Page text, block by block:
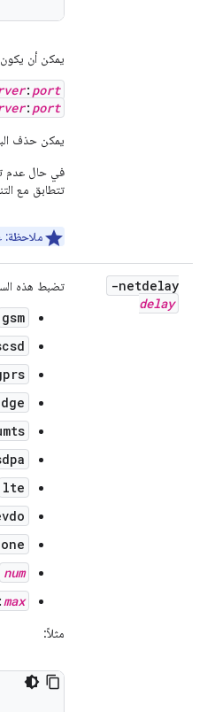
يمكن أن يكون
: port
: port
يمكن حذف
في حال عدم
تتطابق مع
ملاحظة:
-netdelay
delay
تضبط هذه
gsm
lte
num
max
مثلاً: